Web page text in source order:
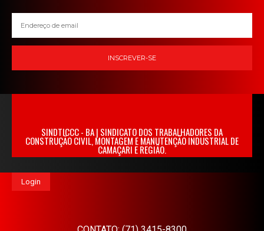
INSCREVER-SE
SINDTICCC - BA | SINDICATO DOS TRABALHADORES DA
CONSTRUÇÃO CIVIL, MONTAGEM E MANUTENÇÃO INDUSTRIAL DE
CAMAÇARI E REGIÃO.
Login